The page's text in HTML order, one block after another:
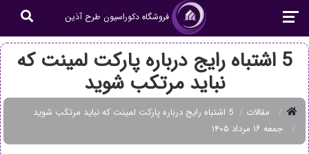
فروشگاه دکوراسیون طرح آذین
5 اشتباه رایج درباره پارکت لمینت که
نباید مرتکب شوید
مقالات
5 اشتباه رایج درباره پارکت لمینت که نباید مرتکب شوید
جمعه ۱۶ مرداد ۱۴۰۵